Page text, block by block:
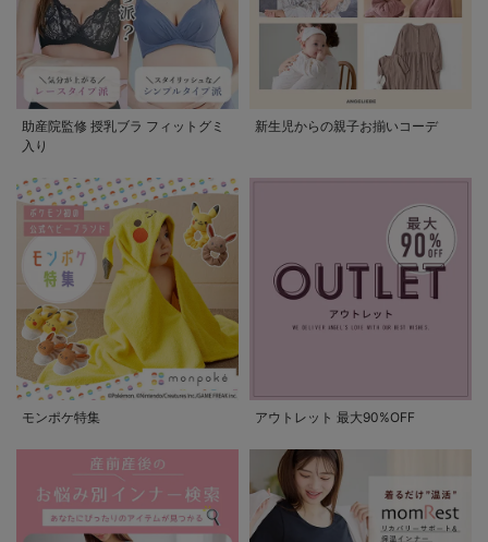
助産院監修 授乳ブラ フィットグミ
入り
新生児からの親子お揃いコーデ
モンポケ特集 アウトレット 最大90%OFF